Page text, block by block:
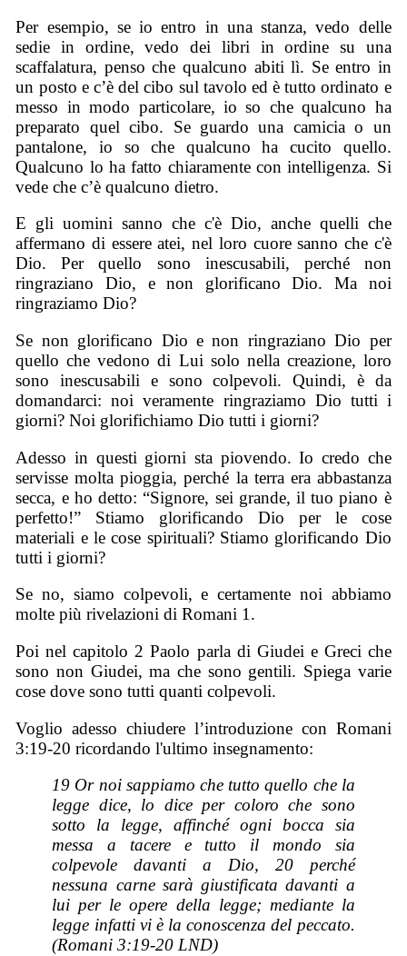
Per esempio, se io entro in una stanza, vedo delle
sedie in ordine, vedo dei libri in ordine su una
scaffalatura, penso che qualcuno abiti lì. Se entro in
un posto e c’è del cibo sul tavolo ed è tutto ordinato e
messo in modo particolare, io so che qualcuno ha
preparato quel cibo. Se guardo una camicia o un
pantalone, io so che qualcuno ha cucito quello.
Qualcuno lo ha fatto chiaramente con intelligenza. Si
vede che c’è qualcuno dietro.
E gli uomini sanno che c'è Dio, anche quelli che
affermano di essere atei, nel loro cuore sanno che c'è
Dio. Per quello sono inescusabili, perché non
ringraziano Dio, e non glorificano Dio. Ma noi
ringraziamo Dio?
Se non glorificano Dio e non ringraziano Dio per
quello che vedono di Lui solo nella creazione, loro
sono inescusabili e sono colpevoli. Quindi, è da
domandarci: noi veramente ringraziamo Dio tutti i
giorni? Noi glorifichiamo Dio tutti i giorni?
Adesso in questi giorni sta piovendo. Io credo che
servisse molta pioggia, perché la terra era abbastanza
secca, e ho detto: “Signore, sei grande, il tuo piano è
perfetto!” Stiamo glorificando Dio per le cose
materiali e le cose spirituali? Stiamo glorificando Dio
tutti i giorni?
Se no, siamo colpevoli, e certamente noi abbiamo
molte più rivelazioni di Romani 1.
Poi nel capitolo 2 Paolo parla di Giudei e Greci che
sono non Giudei, ma che sono gentili. Spiega varie
cose dove sono tutti quanti colpevoli.
Voglio adesso chiudere l’introduzione con Romani
3:19-20 ricordando l'ultimo insegnamento:
19 Or noi sappiamo che tutto quello che la
legge dice, lo dice per coloro che sono
sotto la legge, affinché ogni bocca sia
messa a tacere e tutto il mondo sia
colpevole davanti a Dio, 20 perché
nessuna carne sarà giustificata davanti a
lui per le opere della legge; mediante la
legge infatti vi è la conoscenza del peccato.
(Romani 3:19-20 LND)